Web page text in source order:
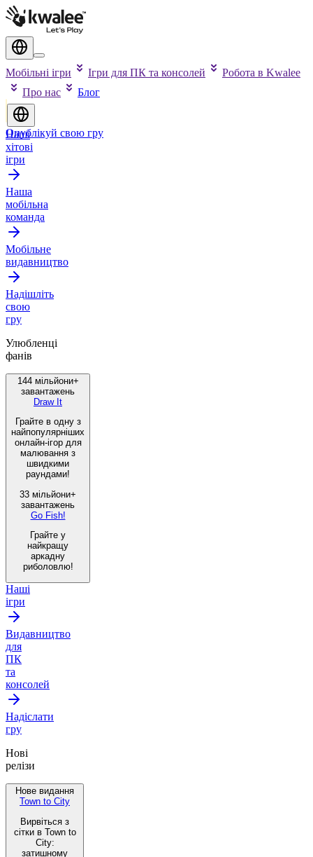
Мобільні ігри Ігри для ПК та консолей
Робота в Kwalee
Про нас
Блог
Опублікуй свою гру
Наші
хітові
ігри
Наша
мобільна
команда
Мобільне
видавництво
Надішліть
свою
гру
Улюбленці
фанів
144 мільйони+
завантажень
Draw It
Грайте в одну з
найпопулярніших
онлайн-ігор для
малювання з
швидкими
раундами!
33 мільйони+
завантажень
Go Fish!
Грайте у
найкращу
аркадну
риболовлю!
Наші
ігри
Видавництво
для
ПК
та
консолей
Надіслати
гру
Нові
релізи
Нове видання
Town to City
Вирвіться з
сітки в Town to
City:
затишному